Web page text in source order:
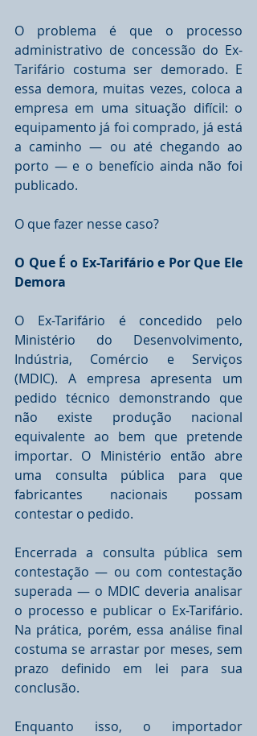
O problema é que o processo
administrativo de concessão do Ex-
Tarifário costuma ser demorado. E
essa demora, muitas vezes, coloca a
empresa em uma situação difícil: o
equipamento já foi comprado, já está
a caminho — ou até chegando ao
porto — e o benefício ainda não foi
publicado.
O que fazer nesse caso?
O Que É o Ex-Tarifário e Por Que Ele
Demora
O Ex-Tarifário é concedido pelo
Ministério do Desenvolvimento,
Indústria, Comércio e Serviços
(MDIC). A empresa apresenta um
pedido técnico demonstrando que
não existe produção nacional
equivalente ao bem que pretende
importar. O Ministério então abre
uma consulta pública para que
fabricantes nacionais possam
contestar o pedido.
Encerrada a consulta pública sem
contestação — ou com contestação
superada — o MDIC deveria analisar
o processo e publicar o Ex-Tarifário.
Na prática, porém, essa análise final
costuma se arrastar por meses, sem
prazo definido em lei para sua
conclusão.
Enquanto isso, o importador